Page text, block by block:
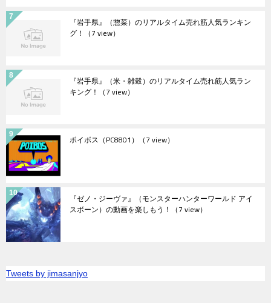
『岩手県』（惣菜）のリアルタイム売れ筋人気ランキン
グ！ （7 view）
『岩手県』（米・雑穀）のリアルタイム売れ筋人気ラン
キング！ （7 view）
ポイボス（PC8801） （7 view）
『ゼノ・ジーヴァ』（モンスターハンターワールド アイ
スボーン）の動画を楽しもう！ （7 view）
Tweets by jimasanjyo